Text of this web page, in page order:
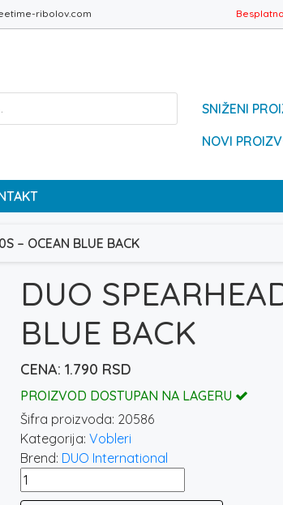
ribolov.com
SNIŽENI
NOVI
– OCEAN BLUE BACK
DUO
BLUE BACK
1.790 RSD
PROIZVOD DOSTUPAN NA LAGERU
Šifra proizvoda: 20586
Kategorija: Vobleri
Brend: DUO International
DUO
SPEARHEAD